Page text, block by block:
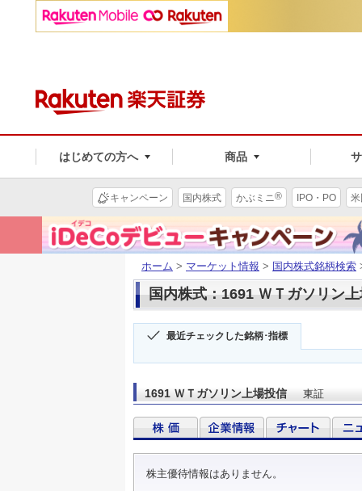
はじめての方へ 商品
キャンペーン 国内株式 かぶミニ® IPO・PO
ホーム > マーケット情報 > 国内株式銘柄検索
国内株式：1691 ＷＴガソリン
最近チェックした銘柄･指標
1691 ＷＴガソリン上場投信 東証
株主優待情報はありません。